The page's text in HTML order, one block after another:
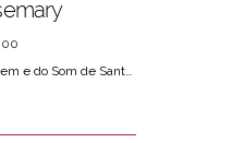
MISS - Museu da Imagem e do Som de Santos